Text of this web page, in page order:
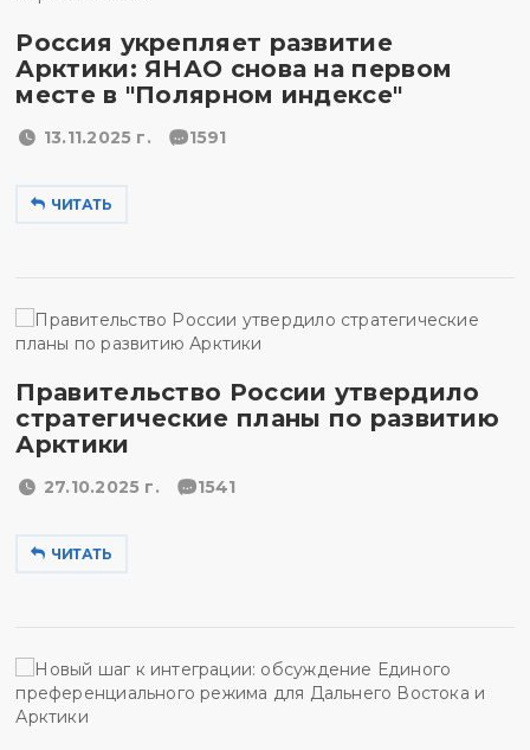
Россия укрепляет развитие
Арктики: ЯНАО снова на первом
месте в "Полярном индексе"
13.11.2025 г. 1591
ЧИТАТЬ
Правительство России утвердило
стратегические планы по развитию
Арктики
27.10.2025 г. 1541
ЧИТАТЬ